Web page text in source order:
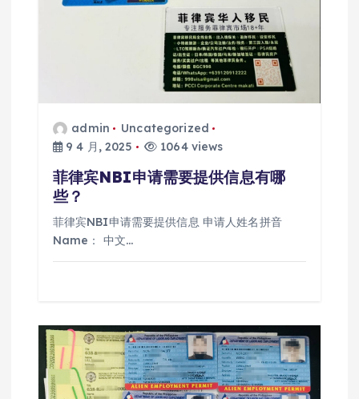
admin
Uncategorized
9 4 月, 2025
1064 views
菲律宾NBI申请需要提供信息有哪
些？
菲律宾NBI申请需要提供信息 申请人姓名拼音
Name： 中文…